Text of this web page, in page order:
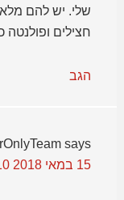
שלי. יש להם מלא
חצילים ופולנטה
הגב
says
15 במאי 2018 at 20:10